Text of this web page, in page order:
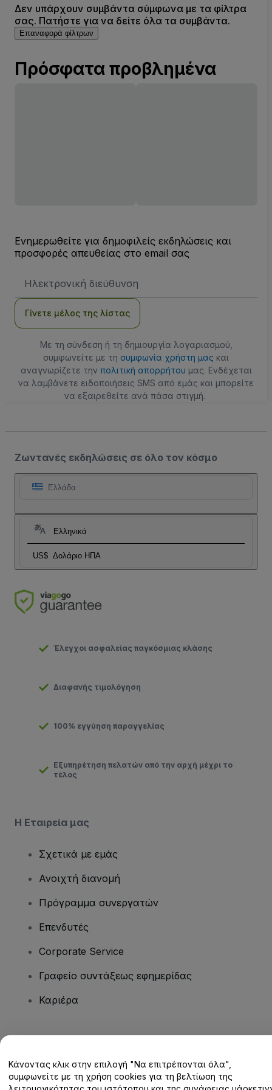
Δεν υπάρχουν συμβάντα σύμφωνα με τα φίλτρα
σας. Πατήστε για να δείτε όλα τα συμβάντα.
Επαναφορά φίλτρων
Πρόσφατα προβλημένα
Ενημερωθείτε για δημοφιλείς εκδηλώσεις και
προσφορές απευθείας στο email σας
Email
Γίνετε μέλος της λίστας
Με τη σύνδεση ή τη δημιουργία λογαριασμού,
συμφωνείτε με τη συμφωνία χρήστη μας και
αναγνωρίζετε την πολιτική απορρήτου μας. Ενδέχεται
να λαμβάνετε ειδοποιήσεις SMS από εμάς και μπορείτε
να εξαιρεθείτε ανά πάσα στιγμή.
Ζωντανές εκδηλώσεις σε όλο τον κόσμο
Ελλάδα
Ελληνικά
US$ Δολάριο ΗΠΑ
Έλεγχοι ασφαλείας παγκόσμιας κλάσης
Διαφανής τιμολόγηση
100% εγγύηση παραγγελίας
Εξυπηρέτηση πελατών από την αρχή μέχρι το
τέλος
Η Εταιρεία μας
Σχετικά με εμάς
Ανοιχτή διανομή
Πρόγραμμα συνεργατών
Επενδυτές
Corporate Service
Γραφείο συντάξεως εφημερίδας
Καριέρα
Κέντρο βοήθειας / Επικοινωνήστε μαζί μας
Κάνοντας κλικ στην επιλογή "Να επιτρέπονται όλα",
συμφωνείτε με τη χρήση cookies για τη βελτίωση της